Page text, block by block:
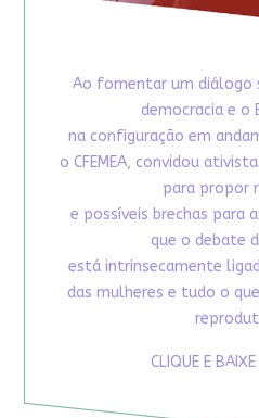
Ao fomentar um diálogo
democracia e o
na configuração em
o CFEMEA, convidou
para propor
e possíveis brechas para
que o debate
está intrinsecamente
das mulheres e tudo o
CLIQUE E